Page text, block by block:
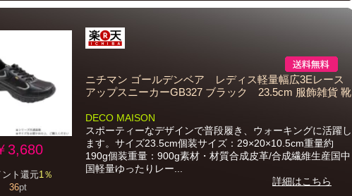
3,680
ト還元1％
36pt
ニチマン ゴールデンベア レディス軽量幅広3Eレース
アップスニーカーGB327 ブラック 23.5cm 服飾雑貨 靴
DECO MAISON
スポーティーなデザインで普段履き、ウォーキングに活躍し
ます。サイズ23.5cm個装サイズ：29×20×10.5cm重量約
190g個装重量：900g素材・材質合成皮革/合成繊維生産国中
国軽量ゆったりレー...
詳細はこちら